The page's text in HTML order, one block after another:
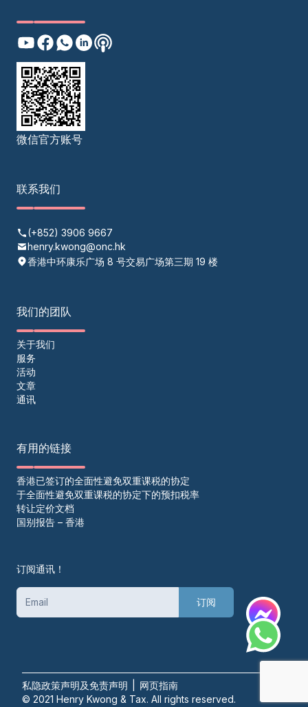
微信官方账号
联系我们
(+852) 3906 9667
henry.kwong@onc.hk
香港中环康乐广场 8 号交易广场第三期 19 楼
我们的团队
关于我们
服务
活动
文章
通讯
有用的链接
香港已签订的全面性避免双重课税的协定
于全面性避免双重课税的协定下的预扣税率
转让定价文档
国别报告 – 香港
订阅通讯！
订阅
私隐政策声明及免责声明
网页指南
© 2021 Henry Kwong & Tax. All rights reserved.